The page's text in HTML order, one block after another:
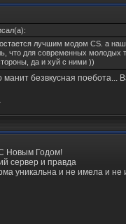
лучшим модом CS. а
что для современных молодых
да и хуй с ними ))
манит безвкусная
Новым Годом!
сервер и правда
уникальна и не имела и не